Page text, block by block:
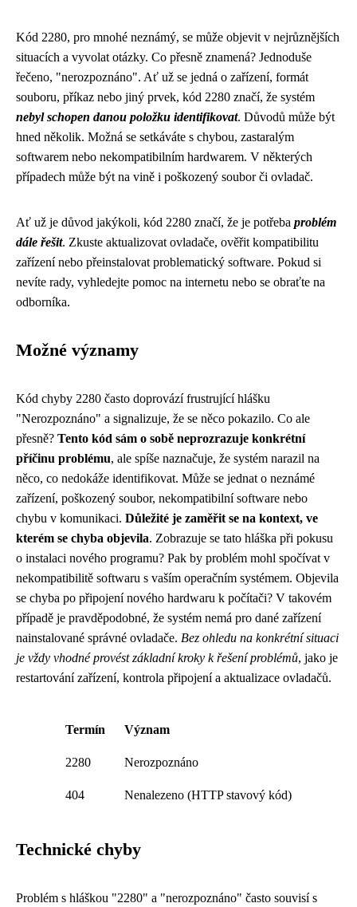
Kód 2280, pro mnohé neznámý, se může objevit v nejrůznějších
situacích a vyvolat otázky. Co přesně znamená? Jednoduše
řečeno, "nerozpoznáno". Ať už se jedná o zařízení, formát
souboru, příkaz nebo jiný prvek, kód 2280 značí, že systém
nebyl schopen danou položku identifikovat. Důvodů může být
hned několik. Možná se setkáváte s chybou, zastaralým
softwarem nebo nekompatibilním hardwarem. V některých
případech může být na vině i poškozený soubor či ovladač.
Ať už je důvod jakýkoli, kód 2280 značí, že je potřeba problém
dále řešit. Zkuste aktualizovat ovladače, ověřit kompatibilitu
zařízení nebo přeinstalovat problematický software. Pokud si
nevíte rady, vyhledejte pomoc na internetu nebo se obraťte na
odborníka.
Možné významy
Kód chyby 2280 často doprovází frustrující hlášku
"Nerozpoznáno" a signalizuje, že se něco pokazilo. Co ale
přesně? Tento kód sám o sobě neprozrazuje konkrétní
příčinu problému, ale spíše naznačuje, že systém narazil na
něco, co nedokáže identifikovat. Může se jednat o neznámé
zařízení, poškozený soubor, nekompatibilní software nebo
chybu v komunikaci. Důležité je zaměřit se na kontext, ve
kterém se chyba objevila. Zobrazuje se tato hláška při pokusu
o instalaci nového programu? Pak by problém mohl spočívat v
nekompatibilitě softwaru s vaším operačním systémem. Objevila
se chyba po připojení nového hardwaru k počítači? V takovém
případě je pravděpodobné, že systém nemá pro dané zařízení
nainstalované správné ovladače. Bez ohledu na konkrétní situaci
je vždy vhodné provést základní kroky k řešení problémů, jako je
restartování zařízení, kontrola připojení a aktualizace ovladačů.
Termín Význam
2280 Nerozpoznáno
404 Nenalezeno (HTTP stavový kód)
Technické chyby
Problém s hláškou "2280" a "nerozpoznáno" často souvisí s